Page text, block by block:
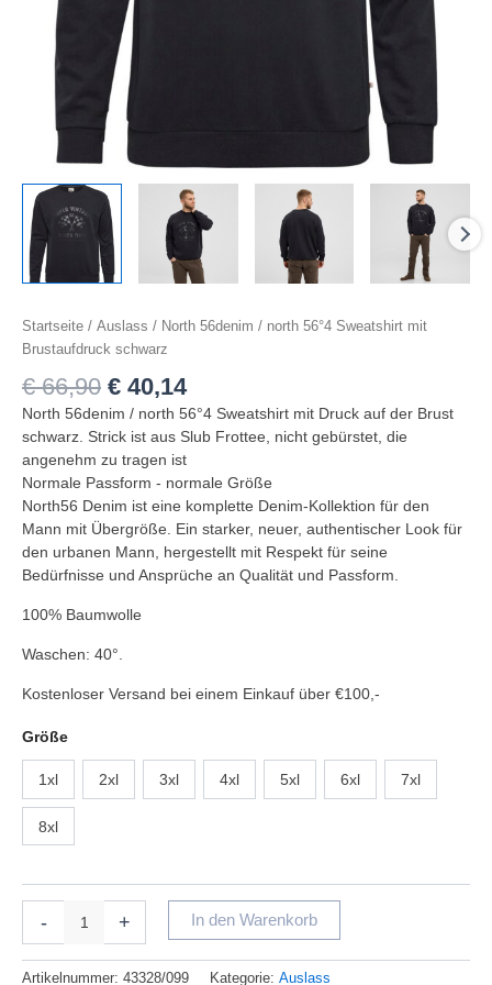
Startseite / Auslass / North 56denim / north 56°4 Sweatshirt mit
Brustaufdruck schwarz
€66,90 € 40,14
North 56denim / north 56°4 Sweatshirt mit Druck auf der Brust
schwarz. Strick ist aus Slub Frottee, nicht gebürstet, die
angenehm zu tragen ist
Normale Passform - normale Größe
North56 Denim ist eine komplette Denim-Kollektion für den
Mann mit Übergröße. Ein starker, neuer, authentischer Look für
den urbanen Mann, hergestellt mit Respekt für seine
Bedürfnisse und Ansprüche an Qualität und Passform.
100% Baumwolle
Waschen: 40°.
Kostenloser Versand bei einem Einkauf über €100,-
Größe
1xl 2xl 3xl 4xl 5xl 6xl 7xl
8xl
- + In den Warenkorb
Artikelnummer: 43328/099 Kategorie: Auslass